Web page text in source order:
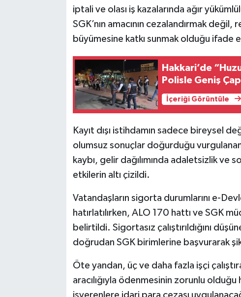
iptali ve olası iş kazalarında ağır
SGK’nın amacının cezalandırmak
büyümesine katkı sunmak olduğu ifade
Hakkari’de
Polisle Geniş
İçeriği Görüntüle
Kayıt dışı istihdamın sadece bireysel
olumsuz sonuçlar doğurduğu
kaybı, gelir dağılımında adaletsizlik
etkilerin altı çizildi.
Vatandaşların sigorta durumlarını e-
hatırlatılırken, ALO 170 hattı ve SGK
belirtildi. Sigortasız çalıştırıldığını
doğrudan SGK birimlerine başvurarak
Öte yandan, üç ve daha fazla işçi
aracılığıyla ödenmesinin zorunlu olduğu
işverenlere idari para cezası